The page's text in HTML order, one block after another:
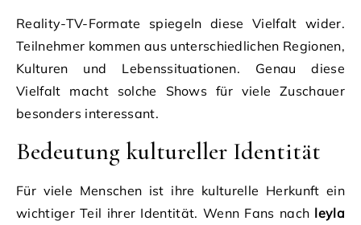
Reality-TV-Formate spiegeln diese Vielfalt wider.
Teilnehmer kommen aus unterschiedlichen Regionen,
Kulturen und Lebenssituationen. Genau diese
Vielfalt macht solche Shows für viele Zuschauer
besonders interessant.
Bedeutung kultureller Identität
Für viele Menschen ist ihre kulturelle Herkunft ein
wichtiger Teil ihrer Identität. Wenn Fans nach leyla